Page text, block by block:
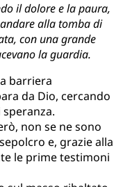
il dolore e la paura,
alla tomba di
con una grande
la guardia.
barriera
da Dio, cercando
non se ne sono
e, grazie alla
le prime testimoni